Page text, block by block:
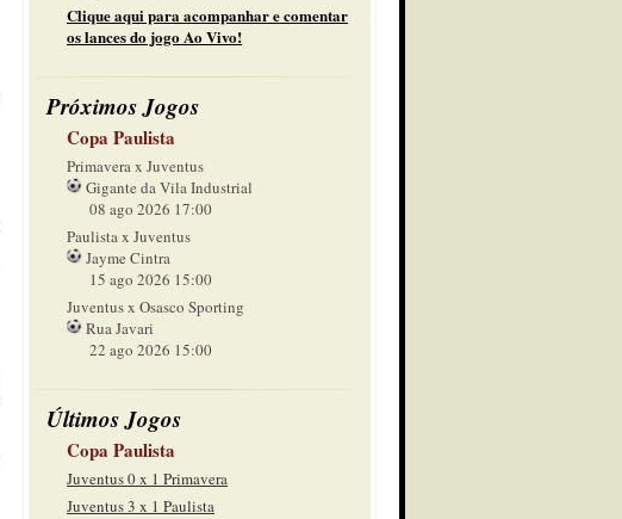
Clique aqui para acompanhar e comentar
os lances do jogo Ao Vivo!
Próximos Jogos
Copa Paulista
Primavera x Juventus
Gigante da Vila Industrial
08 ago 2026 17:00
Paulista x Juventus
Jayme Cintra
15 ago 2026 15:00
Juventus x Osasco Sporting
Rua Javari
22 ago 2026 15:00
Últimos Jogos
Copa Paulista
Juventus 0 x 1 Primavera
Juventus 3 x 1 Paulista